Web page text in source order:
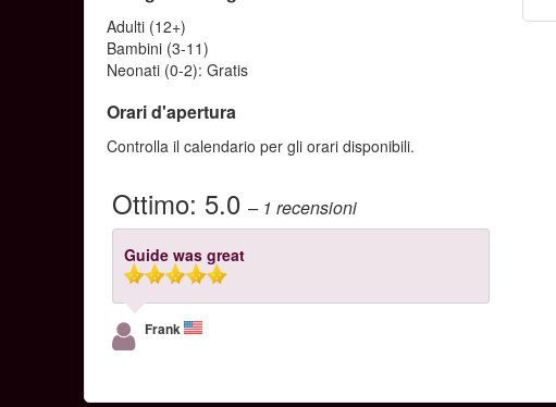
Adulti (12+)
Bambini (3-11)
Neonati (0-2): Gratis
Orari d'apertura
Controlla il calendario per gli orari disponibili.
Ottimo: 5.0– 1recensioni
Guide was great
Frank